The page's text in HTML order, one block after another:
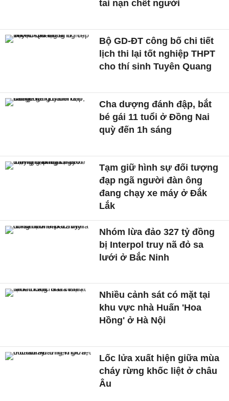
tai nạn chết người
Bộ GD-ĐT công bố chi tiết
lịch thi lại tốt nghiệp THPT
cho thí sinh Tuyên Quang
Cha dượng đánh đập, bắt
bé gái 11 tuổi ở Đồng Nai
quỳ đến 1h sáng
Tạm giữ hình sự đối tượng
đạp ngã người đàn ông
đang chạy xe máy ở Đắk
Lắk
Nhóm lừa đảo 327 tỷ đồng
bị Interpol truy nã đỏ sa
lưới ở Bắc Ninh
Nhiều cảnh sát có mặt tại
khu vực nhà Huấn 'Hoa
Hồng' ở Hà Nội
Lốc lửa xuất hiện giữa mùa
cháy rừng khốc liệt ở châu
Âu